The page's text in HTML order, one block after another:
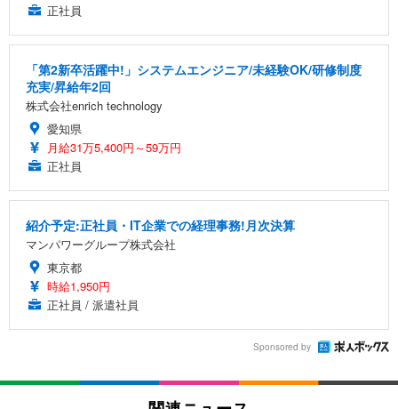
正社員
「第2新卒活躍中!」システムエンジニア/未経験OK/研修制度
充実/昇給年2回
株式会社enrich technology
愛知県
月給31万5,400円～59万円
正社員
紹介予定:正社員・IT企業での経理事務!月次決算
マンパワーグループ株式会社
東京都
時給1,950円
正社員 / 派遣社員
Sponsored by